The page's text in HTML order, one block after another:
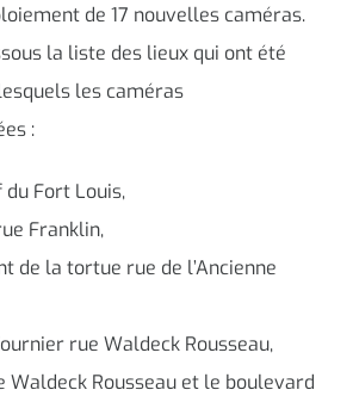
de 17 nouvelles caméras.
la liste des lieux qui ont été
les caméras
:
Fort Louis,
Franklin,
de la tortue rue de l’Ancienne
rue Waldeck Rousseau,
Waldeck Rousseau et le boulevard